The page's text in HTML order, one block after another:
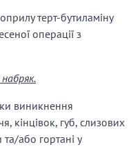
терт-бутиламіну
операції з
виникнення
кінцівок, губ, слизових
або гортані у